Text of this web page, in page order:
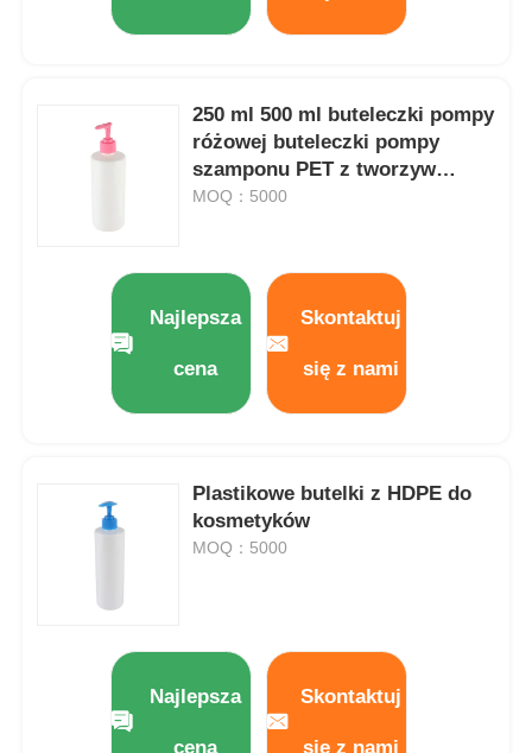
Wycieczka po fabryce
Skontaktuj się z nami
Butelka z sprayem kosmetycznym
250 ml 500 ml buteleczki pompy
różowej buteleczki pompy
szamponu PET z tworzyw
sztucznych
MOQ：5000
Najlepsza
cena
Skontaktuj
się z nami
Plastikowe butelki z HDPE do
kosmetyków
MOQ：5000
Najlepsza
cena
Skontaktuj
się z nami